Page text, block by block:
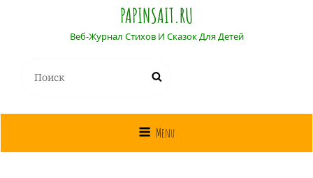
PAPINSAIT.RU
Веб-Журнал Стихов И Сказок Для Детей
Menu